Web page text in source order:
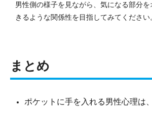
男性側の様子を見ながら、気になる部分
きるような関係性を目指してみてください
まとめ
ポケットに手を入れる男性心理は